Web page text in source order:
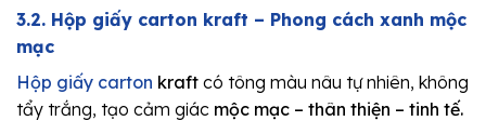
3.2. Hộp giấy carton kraft – Phong cách xanh mộc
mạc
Hộp giấy carton kraft có tông màu nâu tự nhiên, không
tẩy trắng, tạo cảm giác mộc mạc – thân thiện – tinh tế.